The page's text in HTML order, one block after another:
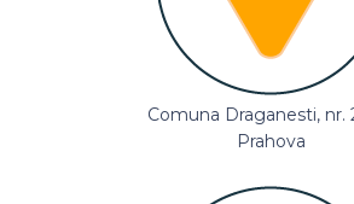
Comuna Draganesti, nr.
Prahova